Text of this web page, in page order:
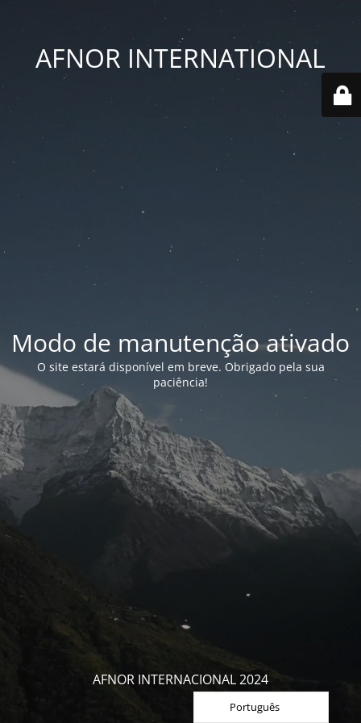
AFNOR INTERNATIONAL
Modo de manutenção ativado
O site estará disponível em breve. Obrigado pela sua
paciência!
AFNOR INTERNACIONAL 2024
Português